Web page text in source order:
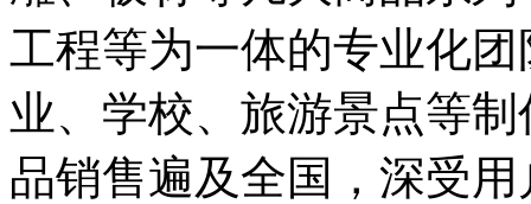
工程等为一体的专业化
业、学校、旅游景点等
品销售遍及全国，深受